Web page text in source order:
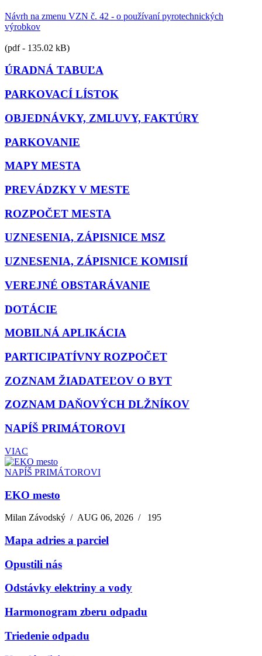
Návrh na zmenu VZN č. 42 - o používaní pyrotechnických
výrobkov
(pdf - 135.02 kB)
ÚRADNÁ TABUĽA
PARKOVACÍ LÍSTOK
OBJEDNÁVKY, ZMLUVY, FAKTÚRY
PARKOVANIE
MAPY MESTA
PREVÁDZKY V MESTE
ROZPOČET MESTA
UZNESENIA, ZÁPISNICE MSZ
UZNESENIA, ZÁPISNICE KOMISIÍ
VEREJNÉ OBSTARÁVANIE
DOTÁCIE
MOBILNÁ APLIKÁCIA
PARTICIPATÍVNY ROZPOČET
ZOZNAM ŽIADATEĽOV O BYT
ZOZNAM DAŇOVÝCH DLŽNÍKOV
NAPÍŠ PRIMÁTOROVI
VIAC
NAPÍŠ PRIMÁTOROVI
EKO mesto
Milan Závodský /AUG 06, 2026 / 195
Mapa adries a parciel
Opustili nás
Odstávky elektriny a vody
Harmonogram zberu odpadu
Triedenie odpadu